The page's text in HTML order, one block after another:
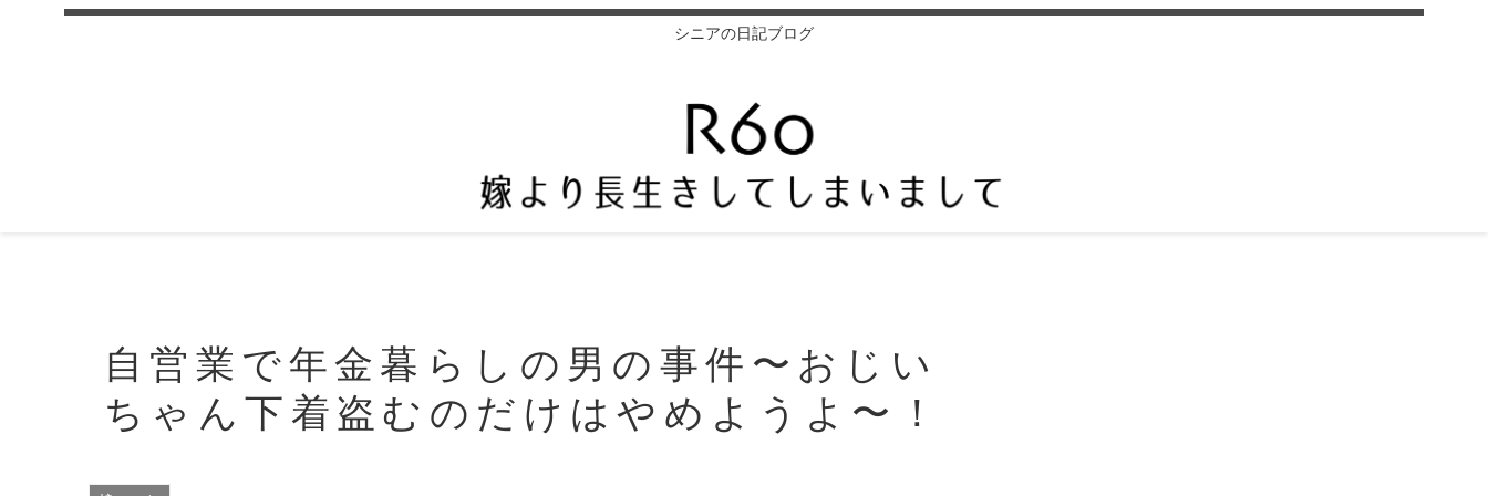
シニアの日記ブログ
自営業で年金暮らしの男の事件〜おじい
ちゃん下着盗むのだけはやめようよ〜！